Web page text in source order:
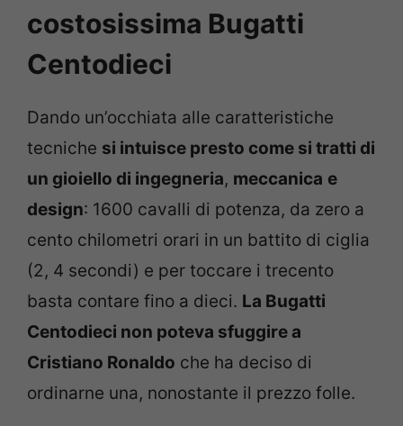
costosissima Bugatti
Centodieci
Dando un’occhiata alle caratteristiche
tecniche si intuisce presto come si tratti di
un gioiello di ingegneria, meccanica e
design: 1600 cavalli di potenza, da zero a
cento chilometri orari in un battito di ciglia
(2, 4 secondi) e per toccare i trecento
basta contare fino a dieci. La Bugatti
Centodieci non poteva sfuggire a
Cristiano Ronaldo che ha deciso di
ordinarne una, nonostante il prezzo folle.